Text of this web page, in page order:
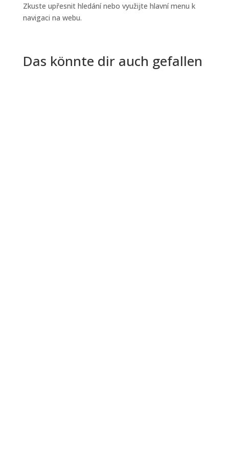
Zkuste upřesnit hledání nebo využijte hlavní menu k
navigaci na webu.
Das könnte dir auch gefallen